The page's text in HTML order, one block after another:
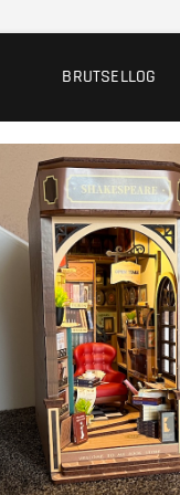
BRUTSELLOG